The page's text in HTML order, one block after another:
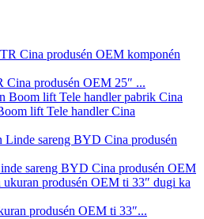
Cina produsén OEM 25″ ...
lift Tele handler Cina
sareng BYD Cina produsén OEM
produsén OEM ti 33″...